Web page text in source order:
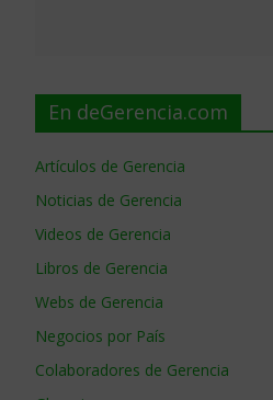
En deGerencia.com
Artículos de Gerencia
Noticias de Gerencia
Videos de Gerencia
Libros de Gerencia
Webs de Gerencia
Negocios por País
Colaboradores de Gerencia